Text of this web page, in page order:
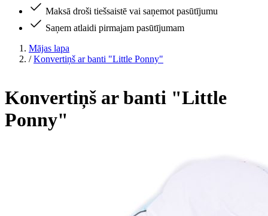
Maksā droši tiešsaistē vai saņemot pasūtījumu
Saņem atlaidi pirmajam pasūtījumam
Mājas lapa
/ Konvertiņš ar banti "Little Ponny"
Konvertiņš ar banti "Little
Ponny"